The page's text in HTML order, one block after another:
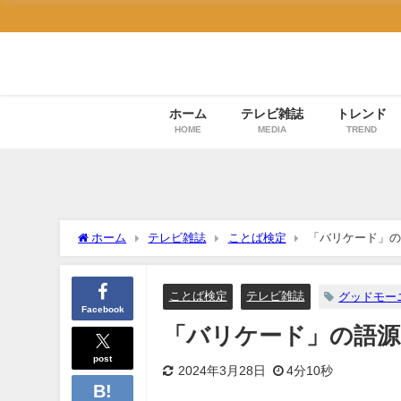
ホーム
HOME
テレビ雑誌
MEDIA
トレンド
TREND
ホーム テレビ雑誌 ことば検定 「バリケード」
Facebook
post
ことば検定 テレビ雑誌 グッドモー
「バリケード」の語
2024年3月28日 4分10秒